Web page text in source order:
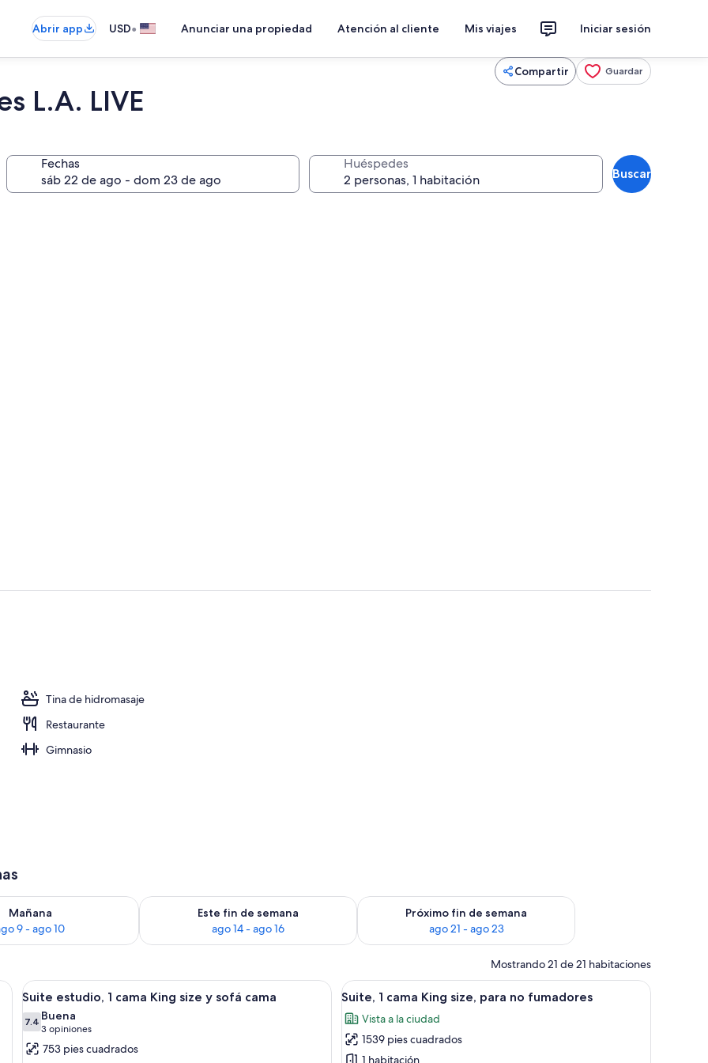
Abrir app USD• Anunciar una propiedad Atención al cliente Mis viajes Iniciar sesión
Compartir Guardar
L.A. LIVE
Fechas Huéspedes
Buscar
Tina de hidromasaje
Restaurante
Gimnasio
Mañana
9 - ago 10
para mañana ago 9 - ago 10
Este fin de semana
ago 14 - ago 16
Consulta la disponibilidad para este fin de semana ago 14 - ago 16
Próximo fin de semana
ago 21 - ago 23
Consulta la disponibilidad para el próximo fin de semana
Mostrando 21 de 21 habitaciones
un sofá, dos sillones, una mesita de centro, un televisor y vistas a un estadio.
Abrir
todas
las
fotos
Una habitación de hotel moderna con una cama grande, un sofá, una mesa de centro y vistas a zonas verdes.
6
Suite estudio, 1 cama King size y sofá cama
7.47.4 de 10
Buena
3 opiniones
(3
opiniones)
753 pies cuadrados
Abrir
todas
las
fotos
Un salón espacioso con vistas a la ciudad,
5
Suite, 1 cama King size, para no fumadores
Vista a la ciudad
1539 pies cuadrados
1 habitación